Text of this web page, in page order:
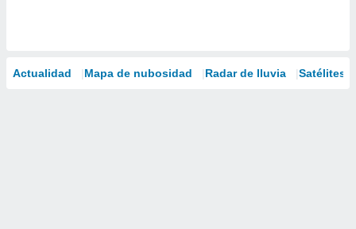
Actualidad Mapa de nubosidad Radar de lluvia Satélites